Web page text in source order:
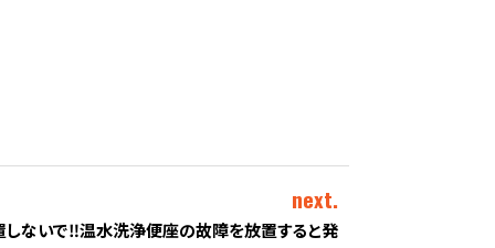
next.
しないで‼︎温水洗浄便座の故障を放置すると発